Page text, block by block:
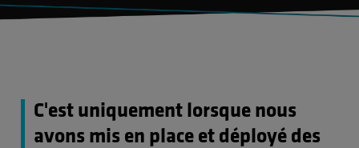
C'est uniquement lorsque nous
avons mis en place et déployé des